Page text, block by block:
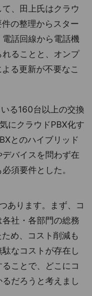
、田上氏はクラウ
の整理からスター
話回線から電話機
ることと、オンプ
る更新が不要なこ
る160台以上の交換
にクラウドPBX化す
とのハイブリッド
バイスを問わず在
須要件とした。
あります。まず、コ
社・各部門の総務
め、コスト削減も
なコストが存在し
ことで、どこにコ
だろうと考えまし